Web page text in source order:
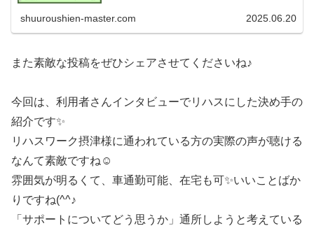
shuuroushien-master.com 2025.06.20
また素敵な投稿をぜひシェアさせてくださいね♪
今回は、利用者さんインタビューでリハスにした決め手の
紹介です✨
リハスワーク摂津様に通われている方の実際の声が聴ける
なんて素敵ですね☺
雰囲気が明るくて、車通勤可能、在宅も可✨いいことばか
りですね(^^♪
「サポートについてどう思うか」通所しようと考えている